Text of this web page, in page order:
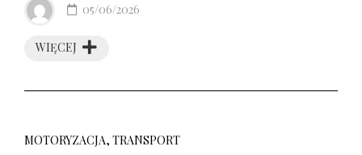
WIĘCEJ
05/06/2026
MOTORYZACJA, TRANSPORT